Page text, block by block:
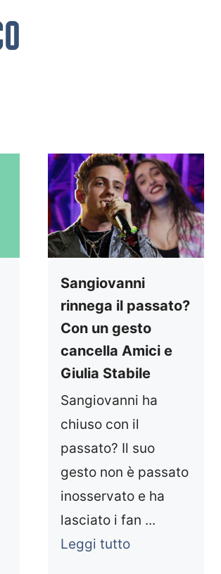
Sangiovanni
rinnega il passato?
Con un gesto
cancella Amici e
Giulia Stabile
Sangiovanni ha
chiuso con il
passato? Il suo
gesto non è passato
inosservato e ha
lasciato i fan ...
Leggi tutto